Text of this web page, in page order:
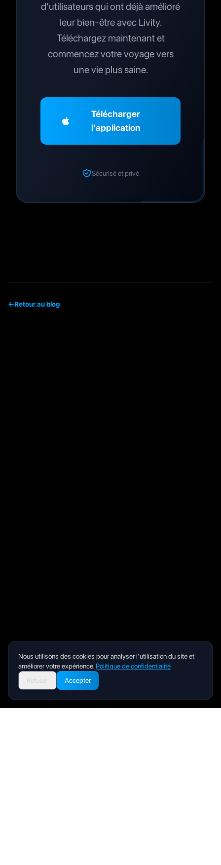
d'utilisateurs qui ont déjà amélioré
leur bien-être avec Livity.
Téléchargez maintenant et
commencez votre voyage vers
une vie plus saine.
Télécharger
l'application
Sécurisé et privé
←Retour au blog
Nous utilisons des cookies pour analyser l'utilisation du site et
améliorer votre expérience. Politique de confidentialité
Refuser
Accepter